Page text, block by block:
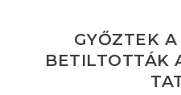
GYŐZTEK
BETILTOTTÁK